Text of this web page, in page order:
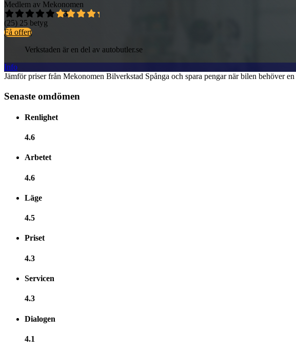
Medlem av Mekonomen
4,3
(25) 25 betyg
Få offert
Verkstaden är en del av autobutler.se
Info
Jämför priser från Mekonomen Bilverkstad Spånga och spara pengar när bilen behöver
Senaste omdömen
Renlighet
4.6
Arbetet
4.6
Läge
4.5
Priset
4.3
Servicen
4.3
Dialogen
4.1